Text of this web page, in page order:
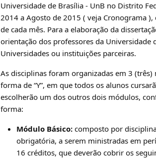
Universidade de Brasília - UnB no Distrito
2014 a Agosto de 2015 ( veja Cronograma
de cada mês. Para a elaboração da
orientação dos professores da Universidade
Universidades ou instituições parceiras.
As disciplinas foram organizadas em 3
forma de “Y”, em que todos os alunos
escolherão um dos outros dois módulos,
forma:
Módulo Básico: composto por
obrigatória, a serem ministradas em
16 créditos, que deverão cobrir os